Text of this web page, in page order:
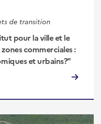
de transition
pour la ville et le
commerciales :
et urbains?"